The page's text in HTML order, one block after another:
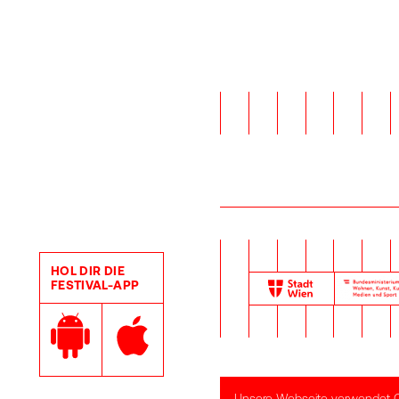
HOL DIR DIE
FESTIVAL-APP
Google Play StoreApple App Store